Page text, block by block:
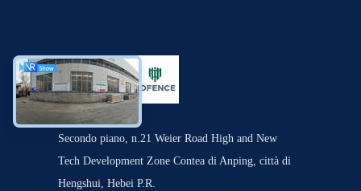
Secondo piano, n.21 Weier Road High and New
Tech Development Zone Contea di Anping, città di
Hengshui, Hebei P.R.